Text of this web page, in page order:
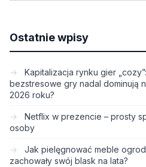
Ostatnie wpisy
Kapitalizacja rynku gier
bezstresowe gry nadal dominują
2026 roku?
Netflix w prezencie – prosty
osoby
Jak pielęgnować meble
zachowały swój blask na lata?